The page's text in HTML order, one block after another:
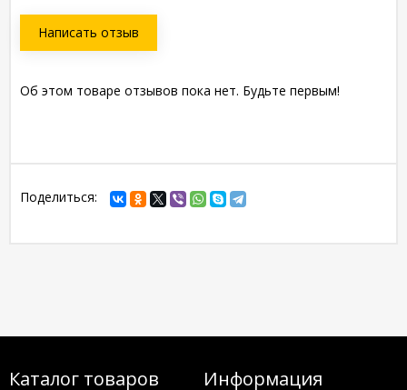
Написать отзыв
Об этом товаре отзывов пока нет. Будьте первым!
Поделиться:
Каталог товаров Информация